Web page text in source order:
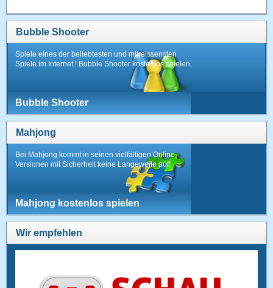
Bubble Shooter
Spiele eines der beliebtesten und mitreissensten
Spiele im Internet ! Bubble Shooter kostenlos spielen.
Bubble Shooter
Mahjong
Bei Mahjong kommt in seinen vielfältigen Online-
Versionen mit Sicherheit keine Langeweile auf!
Mahjong kostenlos spielen
Wir empfehlen